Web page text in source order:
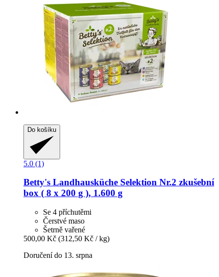
Do košíku
5.0 (1)
Betty's Landhausküche Selektion Nr.2 zkušební
box ( 8 x 200 g ), 1.600 g
Se 4 příchutěmi
Čerstvé maso
Šetrně vařené
500,00 Kč (312,50 Kč / kg)
Doručení do 13. srpna